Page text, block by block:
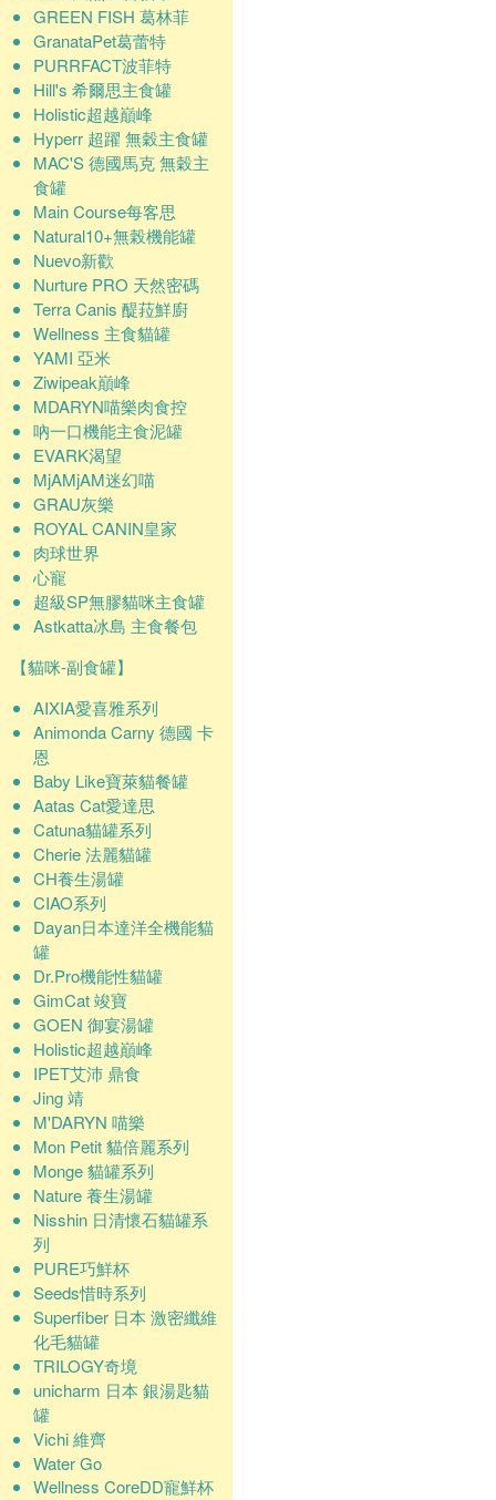
GREEN FISH 葛林菲
GranataPet葛蕾特
PURRFACT波菲特
Hill's 希爾思主食罐
Holistic超越巔峰
Hyperr 超躍 無穀主食罐
MAC'S 德國馬克 無穀主
食罐
Main Course每客思
Natural10+無榖機能罐
Nuevo新歡
Nurture PRO 天然密碼
Terra Canis 醍菈鮮廚
Wellness 主食貓罐
YAMI 亞米
Ziwipeak巔峰
MDARYN喵樂肉食控
吶一口機能主食泥罐
EVARK渴望
MjAMjAM迷幻喵
GRAU灰樂
ROYAL CANIN皇家
肉球世界
心寵
超級SP無膠貓咪主食罐
Astkatta冰島 主食餐包
【貓咪-副食罐】
AIXIA愛喜雅系列
Animonda Carny 德國 卡
恩
Baby Like寶萊貓餐罐
Aatas Cat愛達思
Catuna貓罐系列
Cherie 法麗貓罐
CH養生湯罐
CIAO系列
Dayan日本達洋全機能貓
罐
Dr.Pro機能性貓罐
GimCat 竣寶
GOEN 御宴湯罐
Holistic超越巔峰
IPET艾沛 鼎食
Jing 靖
M'DARYN 喵樂
Mon Petit 貓倍麗系列
Monge 貓罐系列
Nature 養生湯罐
Nisshin 日清懷石貓罐系
列
PURE巧鮮杯
Seeds惜時系列
Superfiber 日本 激密纖維
化毛貓罐
TRILOGY奇境
unicharm 日本 銀湯匙貓
罐
Vichi 維齊
Water Go
Wellness CoreDD寵鮮杯